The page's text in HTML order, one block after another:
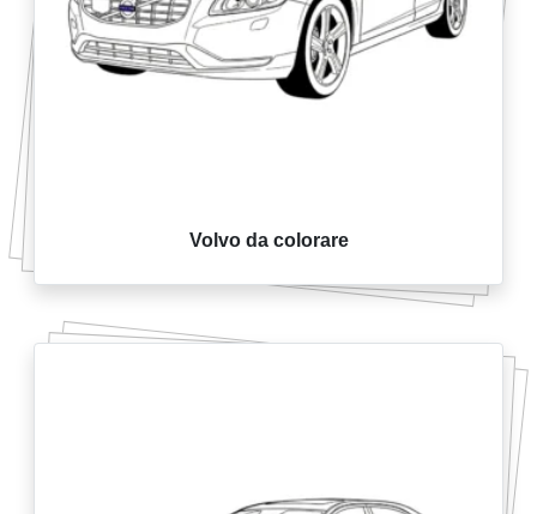
Volvo da colorare